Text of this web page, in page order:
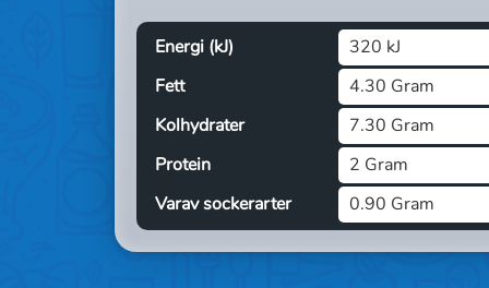
Energi (kJ)
320 kJ
Fett
4.30 Gram
Kolhydrater
7.30 Gram
Protein
2 Gram
Varav sockerarter
0.90 Gram